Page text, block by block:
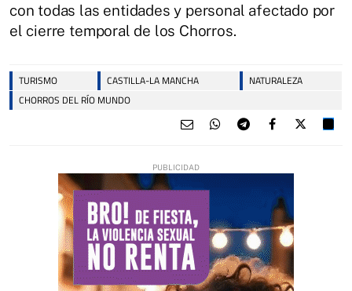
con todas las entidades y personal afectado por
el cierre temporal de los Chorros.
TURISMO CASTILLA-LA MANCHA
NATURALEZA
CHORROS DEL RÍO MUNDO